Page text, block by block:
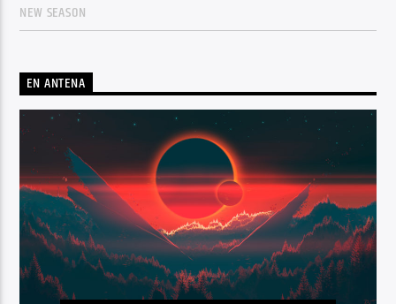
NEW SEASON
EN ANTENA